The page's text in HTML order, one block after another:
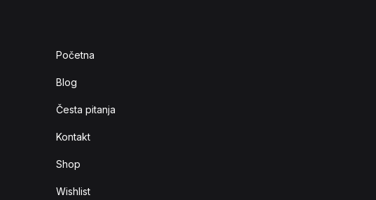
Početna
Blog
Česta pitanja
Kontakt
Shop
Wishlist